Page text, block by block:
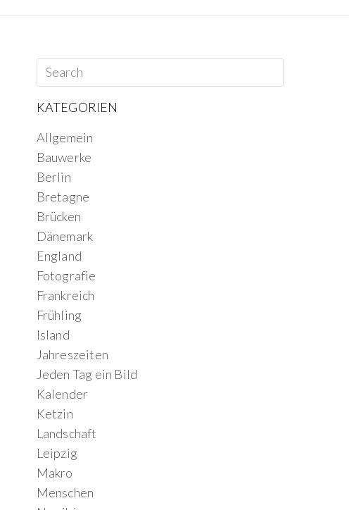
KATEGORIEN
Allgemein
Bauwerke
Berlin
Bretagne
Brücken
Dänemark
England
Fotografie
Frankreich
Frühling
Island
Jahreszeiten
Jeden Tag ein Bild
Kalender
Ketzin
Landschaft
Leipzig
Makro
Menschen